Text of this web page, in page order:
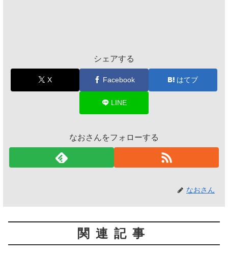
シェアする
X Facebook はてブ
LINE
なおさんをフォローする
なおさん
関連記事